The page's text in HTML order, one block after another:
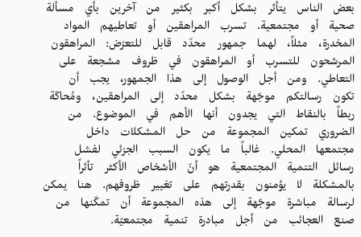
بعض الناس يتأثر بشكل أكبر بكثير من آخرين بأي مسألة
صحية أو مجتمعية. تسرب المراهقين أو تعاطيهم المواد
المخدرة، مثلاً، لهما جمهور محدّد قابل للتعرّض: المراهقون
المرشحون للتسرب أو المراهقون في ظروف مشجعة على
التعاطي. ومن أجل الوصول إلى هذا الجمهور، يجب أن
تكون رسالتكم موجّهة بشكل محدّد إلى المراهقين، ومُحاكَة
ربطاً بالنقاط التي يجدون أنها الأهم في الموضوع. من
الضروري تمكين المجموعة من حل المشكلات داخل
مجتمعها المحلي. غالباً ما يكون السبب الجزئي لفشل
رسائل التنمية المجتمعية هو أنّ الأشخاص الأكثر تأثراً
بالمشكلة لا يؤمنون بقدرتهم على تغيير ظروفهم. هنا يمكن
لرسالة مباشرة موجّهة إلى هذه المجموعة أن تمكّنها من
صنع العجائب من أجل مبادرة تنمية مجتمعيّة.